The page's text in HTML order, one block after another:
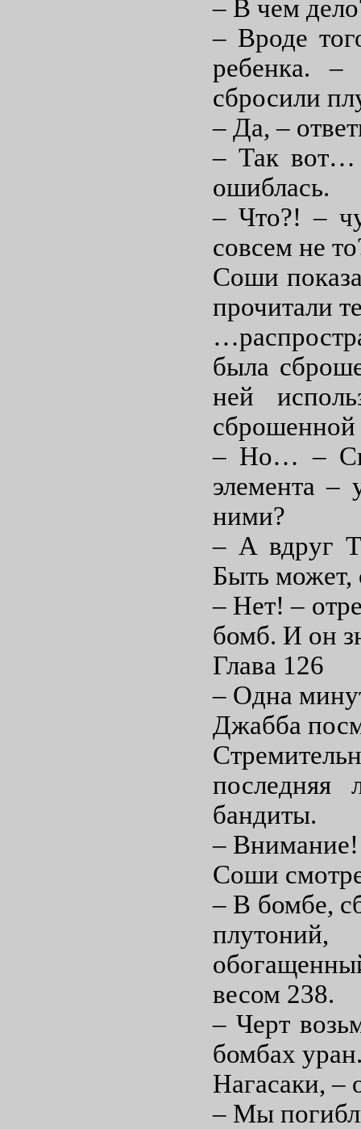
– В чем
– Вроде
ребенка. –
сбросили
– Да, –
– Так
ошиблась.
– Что?! –
совсем не
Соши
прочитали
была
ней
– Но… –
элемента –
ними?
– А вдруг
Быть может,
– Нет! –
бомб. И он
Глава 126
– Одна
Джабба
бандиты.
– Внимание!
Соши
– В бомбе,
весом 238.
– Черт
бомбах
Нагасаки, –
– Мы